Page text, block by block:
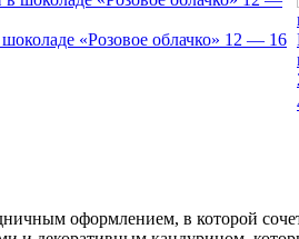
«Розовое облачко» 12 — 16
оформлением, в которой